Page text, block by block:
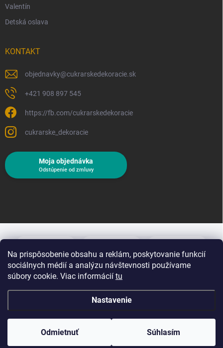
Na prispôsobenie obsahu a reklám, poskytovanie funkcií
sociálnych médií a analýzu návštevnosti používame
súbory cookie. Viac informácií tu
Nastavenie
Odmietnuť Súhlasím
Valentín
Detská oslava
KONTAKT
objednavky@cukrarskedekoracie.sk
+421 908 897 545
https://fb.com/cukrarskedekoracie
cukrarske_dekoracie
Moja objednávka
Odstúpenie od zmluvy
Vytvoril Shoptet
Copyright 2026Cukrárske dekorácie. Všetky práva vyhradené.Upraviť